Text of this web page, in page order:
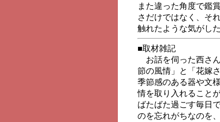
また違った角度で鑑
さだけではなく、そ
触れたような気がし
■取材雑記
お話を伺った西さ
節の風情」と「花嫁
季節感のある器や文
情を取り入れること
ばたばた過ごす毎日
のを忘れがちなのを